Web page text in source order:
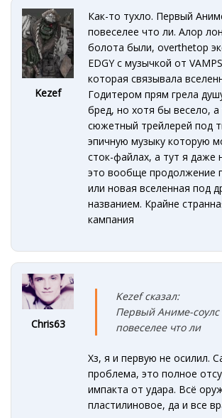
Kezef
Как-то тухло. Первый
повеселее что ли. Алор
болота были, overthetop
EDGY с музычкой от
которая связывала
Годитером прям грела
бред, но хотя бы весело, а
сюжетный трейлерей под
эпичную музыку которую
сток-файлах, а тут я даже
это вообще продолжение
или новая вселенная под
названием. Крайне
кампания
Chris63
Kezef сказал:
Первый Аниме-
повеселее что ли
Хз, я и первую не осилил.
проблема, это полное
импакта от удара. Всё
пластилиновое, да и все